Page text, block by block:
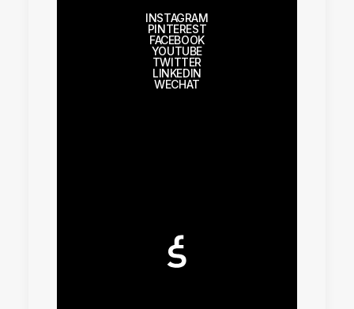
INSTAGRAM
PINTEREST
FACEBOOK
YOUTUBE
TWITTER
LINKEDIN
WECHAT